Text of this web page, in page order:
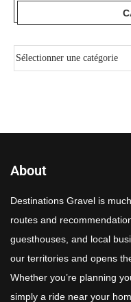
About
Destinations Gravel is
routes and
guesthouses, and local
our territories and opens
Whether you’re planning
simply a ride near your